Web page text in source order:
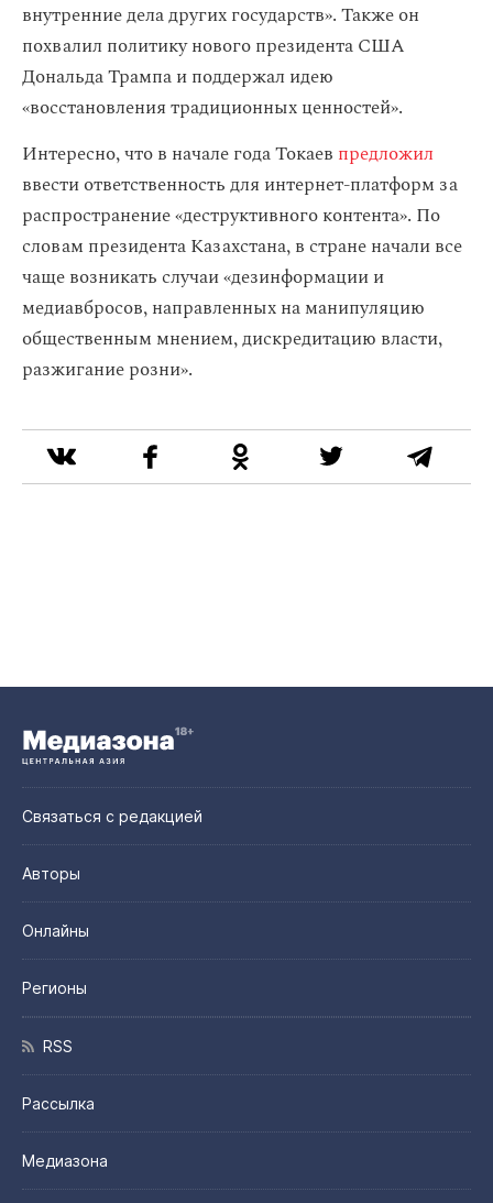
внутренние дела других государств». Также он
похвалил политику нового президента США
Дональда Трампа и поддержал идею
«восстановления традиционных ценностей».
Интересно, что в начале года Токаев предложил
ввести ответственность для интернет-платформ за
распространение «деструктивного контента». По
словам президента Казахстана, в стране начали все
чаще возникать случаи «дезинформации и
медиавбросов, направленных на манипуляцию
общественным мнением, дискредитацию власти,
разжигание розни».
Связаться с редакцией
Авторы
Онлайны
Регионы
RSS
Рассылка
Медиазона